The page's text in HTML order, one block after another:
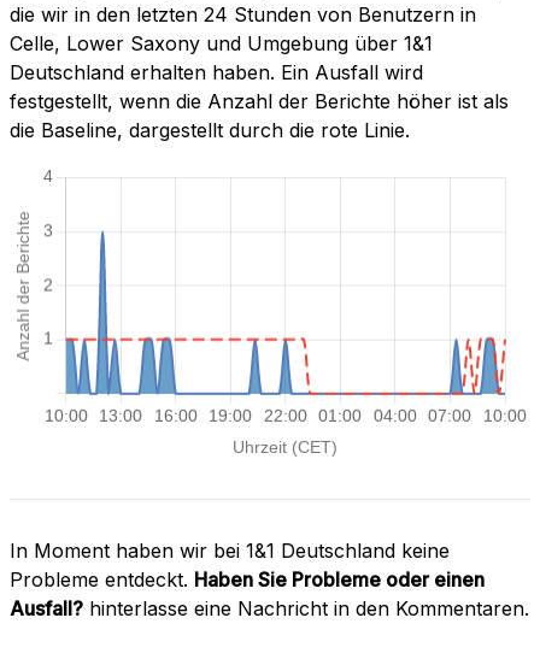
die wir in den letzten 24 Stunden von Benutzern in
Celle, Lower Saxony und Umgebung über 1&1
Deutschland erhalten haben. Ein Ausfall wird
festgestellt, wenn die Anzahl der Berichte höher ist als
die Baseline, dargestellt durch die rote Linie.
In Moment haben wir bei 1&1 Deutschland keine
Probleme entdeckt. Haben Sie Probleme oder einen
Ausfall? hinterlasse eine Nachricht in den Kommentaren.